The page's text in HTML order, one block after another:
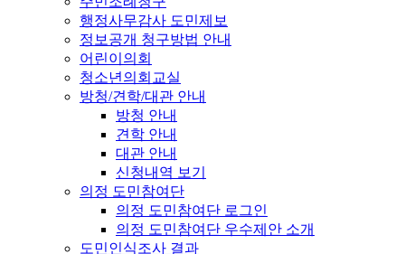
행정사무감사 도민제보
정보공개 청구방법 안내
어린이의회
청소년의회교실
방청/견학/대관 안내
방청 안내
견학 안내
대관 안내
신청내역 보기
의정 도민참여단
의정 도민참여단 로그인
의정 도민참여단 우수제안 소개
도민인식조사 결과